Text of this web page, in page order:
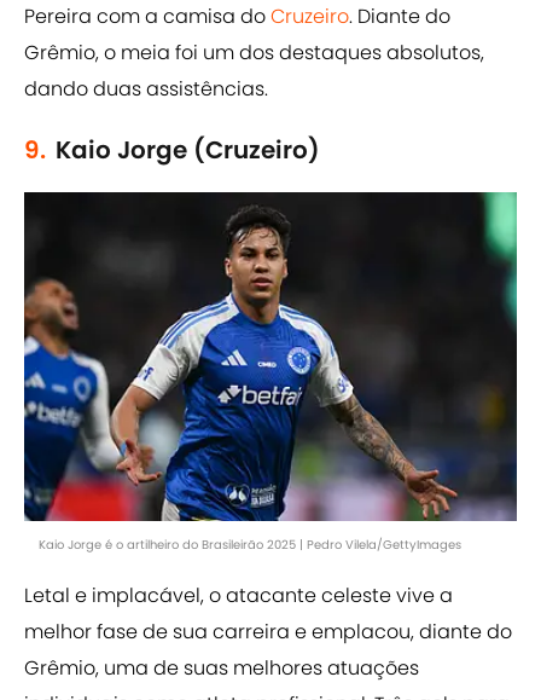
Pereira com a camisa doCruzeiro. Diante do
Grêmio, o meia foi um dos destaques absolutos,
dando duas assistências.
9. Kaio Jorge (Cruzeiro)
Kaio Jorge é o artilheiro do Brasileirão 2025 | Pedro Vilela/GettyImages
Letal e implacável, o atacante celeste vive a
melhor fase de sua carreira e emplacou, diante do
Grêmio, uma de suas melhores atuações